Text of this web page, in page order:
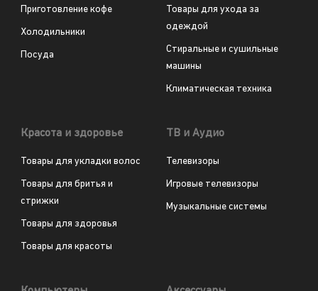
Приготовление кофе
Холодильники
Посуда
Товары для ухода за
одеждой
Стиральные и сушильные
машины
Климатическая техника
Красота и здоровье
Товары для укладки волос
Товары для бритья и
стрижки
Товары для здоровья
Товары для красоты
ТВ и Аудио
Телевизоры
Игровые телевизоры
Музыкальные системы